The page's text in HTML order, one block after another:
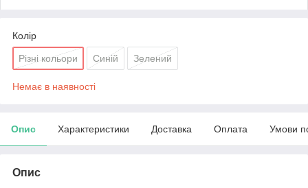
Колір
Різні кольори Синій Зелений
Немає в наявності
Опис Характеристики Доставка Оплата Умови
Опис